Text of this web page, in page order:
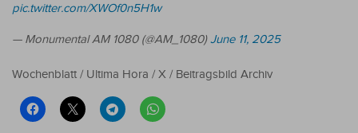
pic.twitter.com/XWOf0n5H1w
— Monumental AM 1080 (@AM_1080)June 11, 2025
Wochenblatt / Ultima Hora / X / Beitragsbild Archiv